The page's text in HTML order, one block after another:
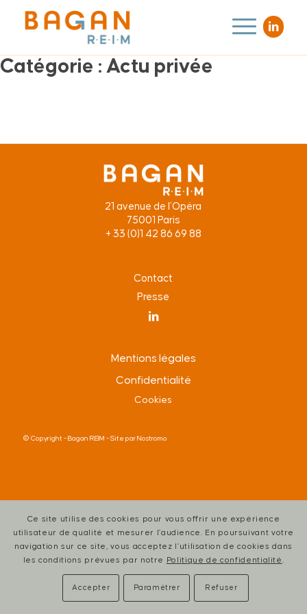
Catégorie : Actu privée
21 avenue de l’Opéra
75001 Paris
+ 33 (0)1 42 86 69 88
Contact
Presse
Mentions légales
Confidentialité
Cookies
© Copyright - Bagan REIM - Site par Nostromo
Ce site utilise des cookies pour vous offrir une expérience
utilisateur de qualité et mesurer l’audience. En poursuivant votre
navigation sur ce site, vous acceptez l’utilisation de cookies dans
les conditions prévues par notre Politique de confidentialité.
Accepter Paramétrer Refuser